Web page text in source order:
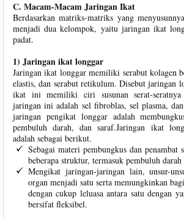
C. Macam-Macam Jaringan Ikat
Berdasarkan matriks-matriks yang
menjadi dua kelompok, yaitu jaringan ikat
padat.
1) Jaringan ikat longgar
Jaringan ikat longgar memiliki serabut kolagen
elastis, dan serabut retikulum. Disebut jaringan
ikat ini memiliki ciri susunan serat-
jaringan ini adalah sel fibroblas, sel plasma,
jaringan pengikat longgar adalah
pembuluh darah, dan saraf.Jaringan ikat
adalah sebagai berikut.
Sebagai materi pembungkus dan penambat
beberapa struktur, termasuk pembuluh darah
Mengikat jaringan-jaringan lain, unsur-
organ menjadi satu serta memungkinkan
dengan cukup leluasa antara satu dengan
bersifat fleksibel.